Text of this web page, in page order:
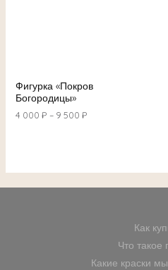
Фигурка «Покров
Богородицы»
4 000 ₽ – 9 500 ₽
Как
Что такое
Какие краски